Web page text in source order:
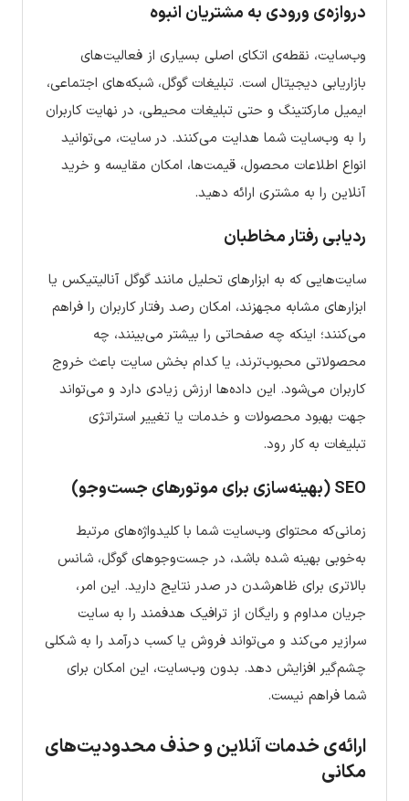
دروازه‌ی ورودی به مشتریان انبوه
وب‌سایت، نقطه‌ی اتکای اصلی بسیاری از فعالیت‌های
بازاریابی دیجیتال است. تبلیغات گوگل، شبکه‌های اجتماعی،
ایمیل مارکتینگ و حتی تبلیغات محیطی، در نهایت کاربران
را به وب‌سایت شما هدایت می‌کنند. در سایت، می‌توانید
انواع اطلاعات محصول، قیمت‌ها، امکان مقایسه و خرید
آنلاین را به مشتری ارائه دهید.
ردیابی رفتار مخاطبان
سایت‌هایی که به ابزارهای تحلیل مانند گوگل آنالیتیکس یا
ابزارهای مشابه مجهزند، امکان رصد رفتار کاربران را فراهم
می‌کنند؛ اینکه چه صفحاتی را بیشتر می‌بینند، چه
محصولاتی محبوب‌ترند، یا کدام بخش سایت باعث خروج
کاربران می‌شود. این داده‌ها ارزش زیادی دارد و می‌تواند
جهت بهبود محصولات و خدمات یا تغییر استراتژی
تبلیغات به کار رود.
SEO (بهینه‌سازی برای موتورهای جست‌وجو)
زمانی‌که محتوای وب‌سایت شما با کلیدواژه‌های مرتبط
به‌خوبی بهینه شده باشد، در جست‌وجوهای گوگل، شانس
بالاتری برای ظاهرشدن در صدر نتایج دارید. این امر،
جریان مداوم و رایگان از ترافیک هدفمند را به سایت
سرازیر می‌کند و می‌تواند فروش یا کسب درآمد را به شکلی
چشم‌گیر افزایش دهد. بدون وب‌سایت، این امکان برای
شما فراهم نیست.
ارائه‌ی خدمات آنلاین و حذف محدودیت‌های
مکانی